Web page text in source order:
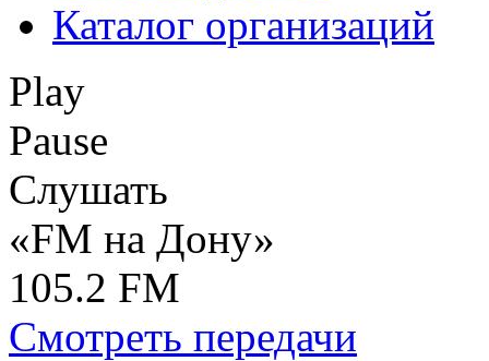
Каталог организаций
Play
Pause
Слушать
«FM на Дону»
105.2 FM
Смотреть передачи